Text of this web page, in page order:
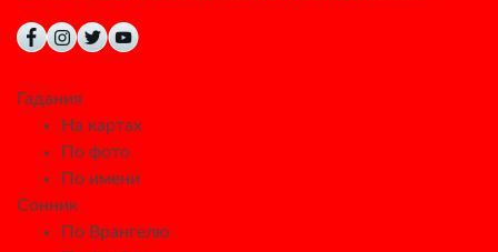
Гадания
На картах
По фото
По имени
Сонник
По Врангелю